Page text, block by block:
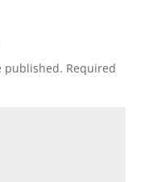
published. Required